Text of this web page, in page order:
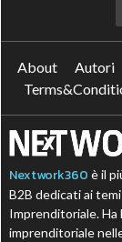
About Autori
Nextwork360 è il
B2B dedicati ai
Imprenditoriale.
imprenditoriale